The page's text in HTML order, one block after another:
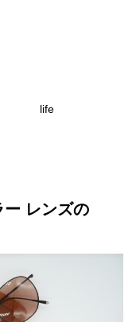
life
ー レンズの